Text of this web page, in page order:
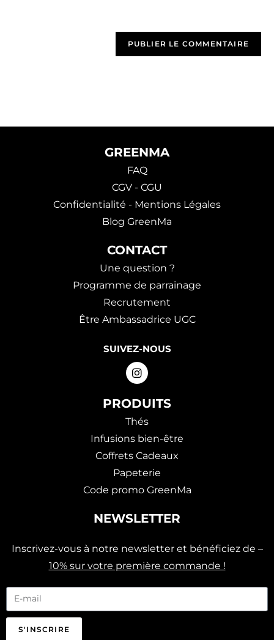
GREENMA
FAQ
CGV - CGU
Confidentialité - Mentions Légales
Blog GreenMa
CONTACT
Une question ?
Programme de parrainage
Recrutement
Être Ambassadrice UGC
SUIVEZ-NOUS
PRODUITS
Thés
Infusions bien-être
Coffrets Cadeaux
Papeterie
Code promo GreenMa
NEWSLETTER
Inscrivez-vous à notre newsletter et bénéficiez de –
10% sur votre première commande !
S'INSCRIRE